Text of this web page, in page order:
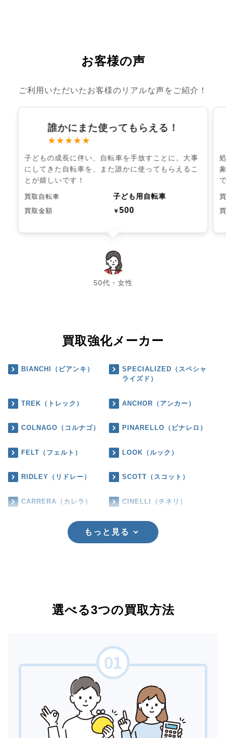
お客様の声
ご利用いただいたお客様のリアルな声をご紹介！
誰かにまた使ってもらえる！
★★★★★
子どもの成長に伴い、自転車を手放すことに。大事
にしてきた自転車を、また誰かに使ってもらえるこ
とが嬉しいです！
買取自転車 子ども用自転車
買取金額 ￥500
50代・女性
chevron_left chevron_right
買取強化メーカー
BIANCHI（ビアンキ）
SPECIALIZED（スペシャ
ライズド）
TREK（トレック） ANCHOR（アンカー）
COLNAGO（コルナゴ） PINARELLO（ピナレロ）
FELT（フェルト） LOOK（ルック）
RIDLEY（リドレー） SCOTT（スコット）
CARRERA（カレラ） CINELLI（チネリ）
もっと見る
選べる3つの買取方法